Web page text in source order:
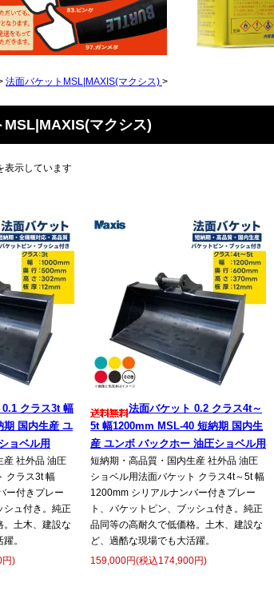
法面バケットMSL|MAXIS(マクシス) >
MSL|MAXIS(マクシス)
表示しています
クラス3t 幅
期 国内生産 ユ
ョベル用
産 社外品 油圧
クラス3t 幅
ー付きプレー
シュ付き。純正
。土木、建設な
。
円)
法面バケット 0.2 クラス4t～
5t 幅1200mm MSL-40 短納期 国内生
産 ユンボ バックホー 油圧ショベル用
短納期・高品質・国内生産 社外品 油圧
ショベル用法面バケット クラス4t～5t 幅
1200mm シリアルナンバー付きプレー
ト、バケットピン、ブッシュ付き。純正
品同等の高耐久で低価格。土木、建設な
ど、過酷な現場でも大活躍。
159,000円(税込174,900円)